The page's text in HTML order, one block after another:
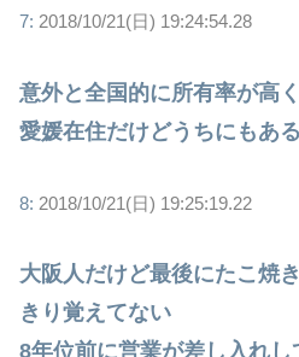
7: 2018/10/21(日) 19:24:54.28
意外と全国的に所有率が高
愛媛在住だけどうちにもある
8: 2018/10/21(日) 19:25:19.22
大阪人だけど最後にたこ焼
きり覚えてない
8年位前に営業が差し入れ